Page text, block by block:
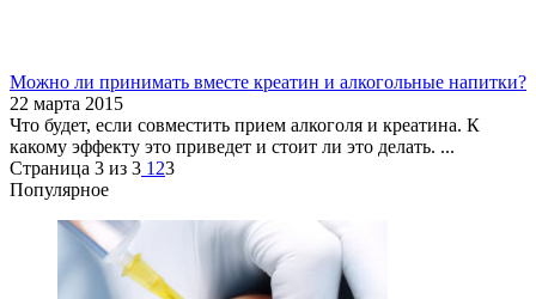
Можно ли принимать вместе креатин и алкогольные напитки?
22 марта 2015
Что будет, если совместить прием алкоголя и креатина. К
какому эффекту это приведет и стоит ли это делать. ...
Страница 3 из 3 1 23
Популярное